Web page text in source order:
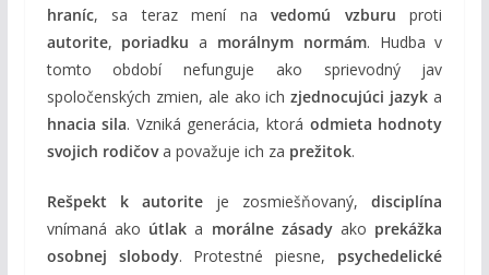
hraníc, sa teraz mení navedomú vzburu proti
autorite, poriadku a morálnym normám. Hudba v
tomto období nefunguje ako sprievodný jav
spoločenských zmien, ale ako ichzjednocujúci jazyk a
hnacia sila. Vzniká generácia, ktorá odmieta hodnoty
svojich rodičova považuje ich za prežitok.
Rešpekt k autoriteje zosmiešňovaný,disciplína
vnímaná ako útlak a morálne zásadyako prekážka
osobnej slobody. Protestné piesne, psychedelické